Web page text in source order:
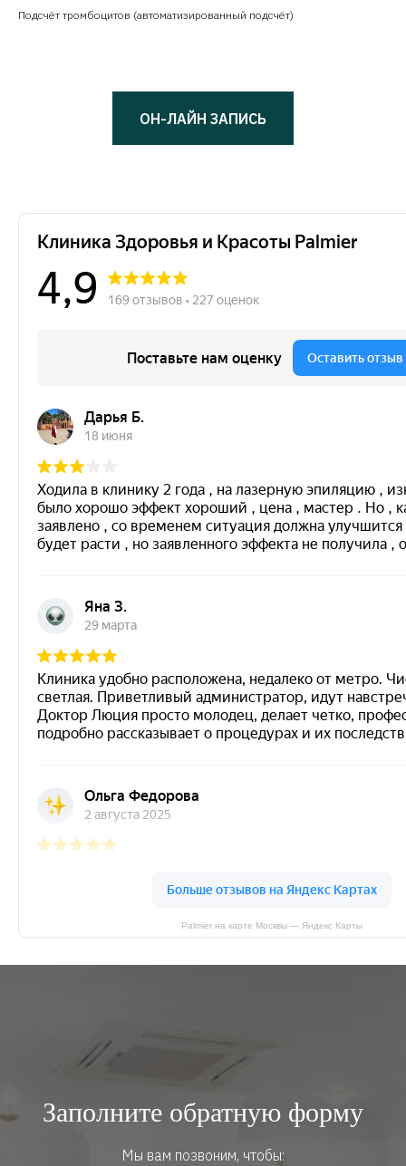
Подсчёт тромбоцитов (автоматизированный подсчёт)
ОН-ЛАЙН ЗАПИСЬ
Palmier на карте Москвы — Яндекс Карты
Заполните обратную форму
Мы вам позвоним, чтобы: